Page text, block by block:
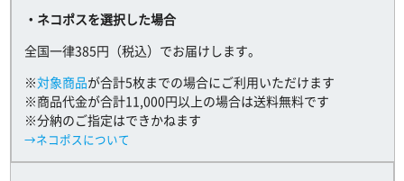
・ネコポスを選択した場合
全国一律385円（税込）でお届けします。
※対象商品が合計5枚までの場合にご利用いただけます
※商品代金が合計11,000円以上の場合は送料無料です
※分納のご指定はできかねます
→ネコポスについて